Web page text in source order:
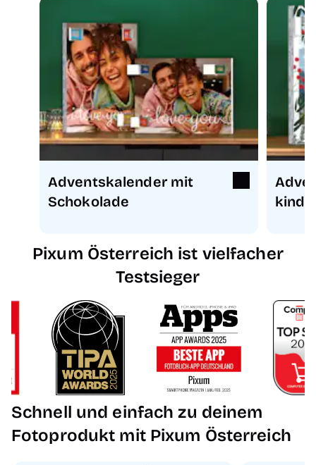
Adventskalender mit
Schokolade
Pixum Österreich ist vielfacher
Testsieger
Schnell und einfach zu deinem
Fotoprodukt mit Pixum Österreich